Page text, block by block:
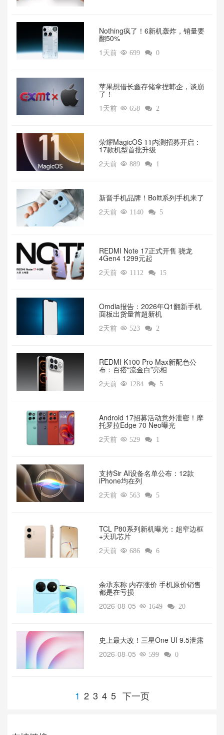
‌Nothing疯了！6新机轰炸，销量要
翻50%‌
1天前  699  0
苹果想借长鑫存储拿捏韩企，谈崩
了！
1天前  658  2
荣耀MagicOS 11内测招募开启：
17款机型首批升级
2天前  889  1
新晋手机品牌！Boltt系列手机来了
2天前  1140  5
REDMI Note 17正式开售 骁龙
4Gen4 1299元起
2天前  1112  15
Omdia报告：2026年Q1翻新手机
面板出货量首超新机
2天前  523  2
REDMI K100 Pro Max新配色公
布：百搭“流金白”亮相
2天前  1284  5
Android 17招募活动意外泄密！摩
托罗拉Edge 70 Neo曝光
2天前  529  1
支持Sir AI设备名单公布：12款
iPhone均在列
2天前  563  5
TCL P80系列新机曝光：超窄边框
+天玑芯片
2天前  686  6
余承东称 内存涨价 手机原价销售
都是在亏损
2026-08-05  1649  20
‌史上最大改！三星One UI 9.5泄露
2026-08-05  599  0
1 2 3 4 5 下一页